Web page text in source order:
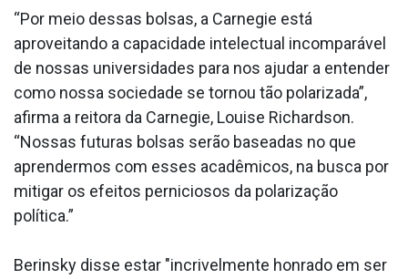
“Por meio dessas bolsas, a Carnegie está
aproveitando a capacidade intelectual incomparável
de nossas universidades para nos ajudar a entender
como nossa sociedade se tornou tão polarizada”,
afirma a reitora da Carnegie, Louise Richardson.
“Nossas futuras bolsas serão baseadas no que
aprendermos com esses acadêmicos, na busca por
mitigar os efeitos perniciosos da polarização
política.”
Berinsky disse estar "incrivelmente honrado em ser